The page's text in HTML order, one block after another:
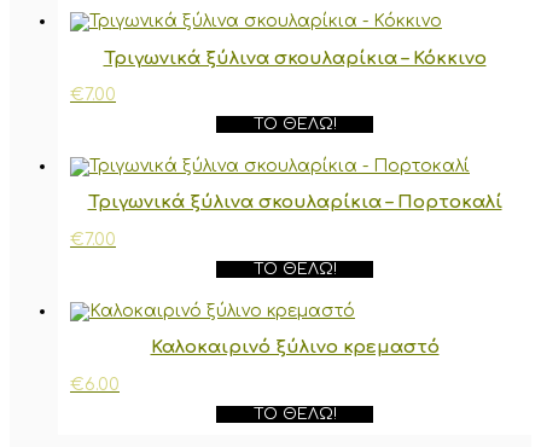
Τριγωνικά ξύλινα σκουλαρίκια – Κόκκινο
€ 7.00
ΤΟ ΘΈΛΩ!
Τριγωνικά ξύλινα σκουλαρίκια – Πορτοκαλί
€ 7.00
ΤΟ ΘΈΛΩ!
Καλοκαιρινό ξύλινο κρεμαστό
€6.00
ΤΟ ΘΈΛΩ!